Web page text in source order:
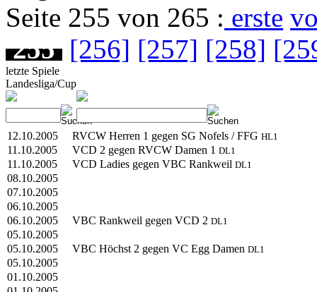
Seite 255 von 265 : erste
255 [256] [257] [258]
letzte Spiele
Landesliga/Cup
12.10.2005 RVCW Herren 1 gegen SG Nofels / FFG HL1
11.10.2005 VCD 2 gegen RVCW Damen 1 DL1
11.10.2005 VCD Ladies gegen VBC Rankweil DL1
08.10.2005
07.10.2005
06.10.2005
06.10.2005
VBC Rankweil gegen VCD 2 DL1
05.10.2005
05.10.2005
VBC Höchst 2 gegen VC Egg Damen DL1
05.10.2005
01.10.2005